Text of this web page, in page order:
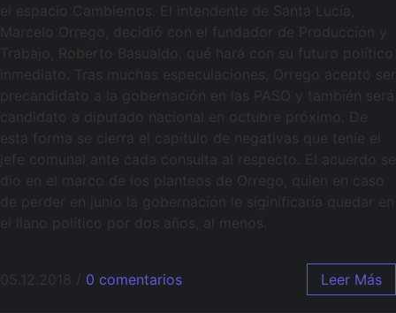
el espacio Cambiemos. El intendente de Santa Lucía,
Marcelo Orrego, decidió con el fundador de Producción y
Trabajo, Roberto Basualdo, qué hará con su futuro político
inmediato. Tras muchas especulaciones, Orrego aceptó ser
precandidato a la gobernación en las PASO y también será
candidato a diputado nacional en octubre próximo. De
esta forma se cierra el capítulo de negativas que teníe el
jefe comunal ante cada consulta al respecto. El acuerdo se
dio en el marco de los planteos de Orrego, quien en caso
de perder en junio la gobernación le siginificaría quedar en
el llano político por dos años, al menos.
05.12.2018 0 comentarios Leer Más